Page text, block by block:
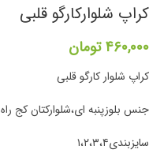
کراپ شلوار‌کارگو‌ قلبی
۴۶۰,۰۰۰ تومان
کراپ شلوار کارگو قلبی
جنس بلوزپنبه ای،شلوار‌کتان کج راه
سایزبندی۱،۲،۳،۴